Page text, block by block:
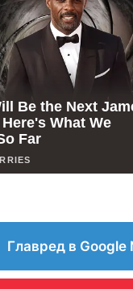
Главред в Google